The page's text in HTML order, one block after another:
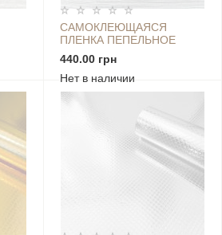
САМОКЛЕЮЩАЯСЯ
ПЛЕНКА ПЕПЕЛЬНОЕ
ДЕРЕВО ПОЛОСКИ
0,45Х10М SW-00001239
440.00 грн
Нет в наличии